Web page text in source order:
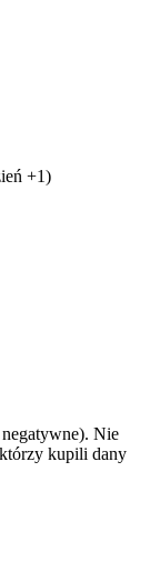
+1)
Nie
kupili dany